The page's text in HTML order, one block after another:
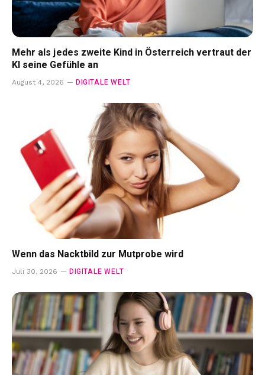
Mehr als jedes zweite Kind in Österreich vertraut der
KI seine Gefühle an
August 4, 2026 DIGITALE WELT
Wenn das Nacktbild zur Mutprobe wird
Juli 30, 2026 DIGITALE WELT